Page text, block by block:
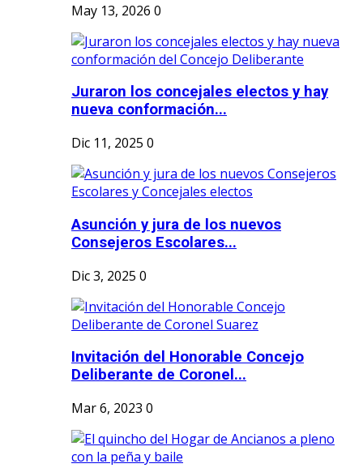
May 13, 2026 0
Juraron los concejales electos y hay
nueva conformación...
Dic 11, 2025 0
Asunción y jura de los nuevos
Consejeros Escolares...
Dic 3, 2025 0
Invitación del Honorable Concejo
Deliberante de Coronel...
Mar 6, 2023 0